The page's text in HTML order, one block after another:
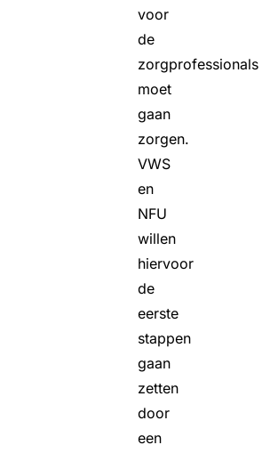
voor
de
zorgprofessionals
moet
gaan
zorgen.
VWS
en
NFU
willen
hiervoor
de
eerste
stappen
gaan
zetten
door
een